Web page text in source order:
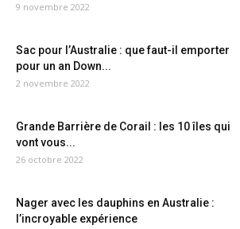
9 novembre 2022
Sac pour l’Australie : que faut-il emporter
pour un an Down...
2 novembre 2022
Grande Barrière de Corail : les 10 îles qui
vont vous...
26 octobre 2022
Nager avec les dauphins en Australie :
l’incroyable expérience